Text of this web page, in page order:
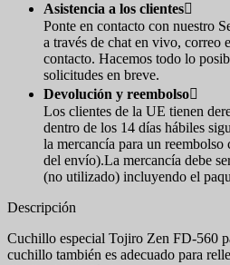
Asistencia a los clientes
Ponte en contacto con nuestro
a través de chat en vivo, correo
contacto. Hacemos todo lo
solicitudes en breve.
Devolución y reembolso
Los clientes de la UE tienen
dentro de los 14 días hábiles
la mercancía para un
del envío).La mercancía debe
(no utilizado) incluyendo el
Descripción
Cuchillo especial Tojiro Zen FD-560
cuchillo también es adecuado para